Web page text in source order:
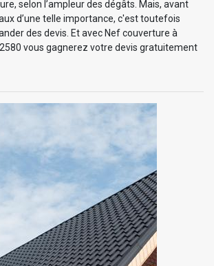
selon l’ampleur des dégâts. Mais, avant
d’une telle importance, c'est toutefois
des devis. Et avec Nef couverture à
vous gagnerez votre devis gratuitement